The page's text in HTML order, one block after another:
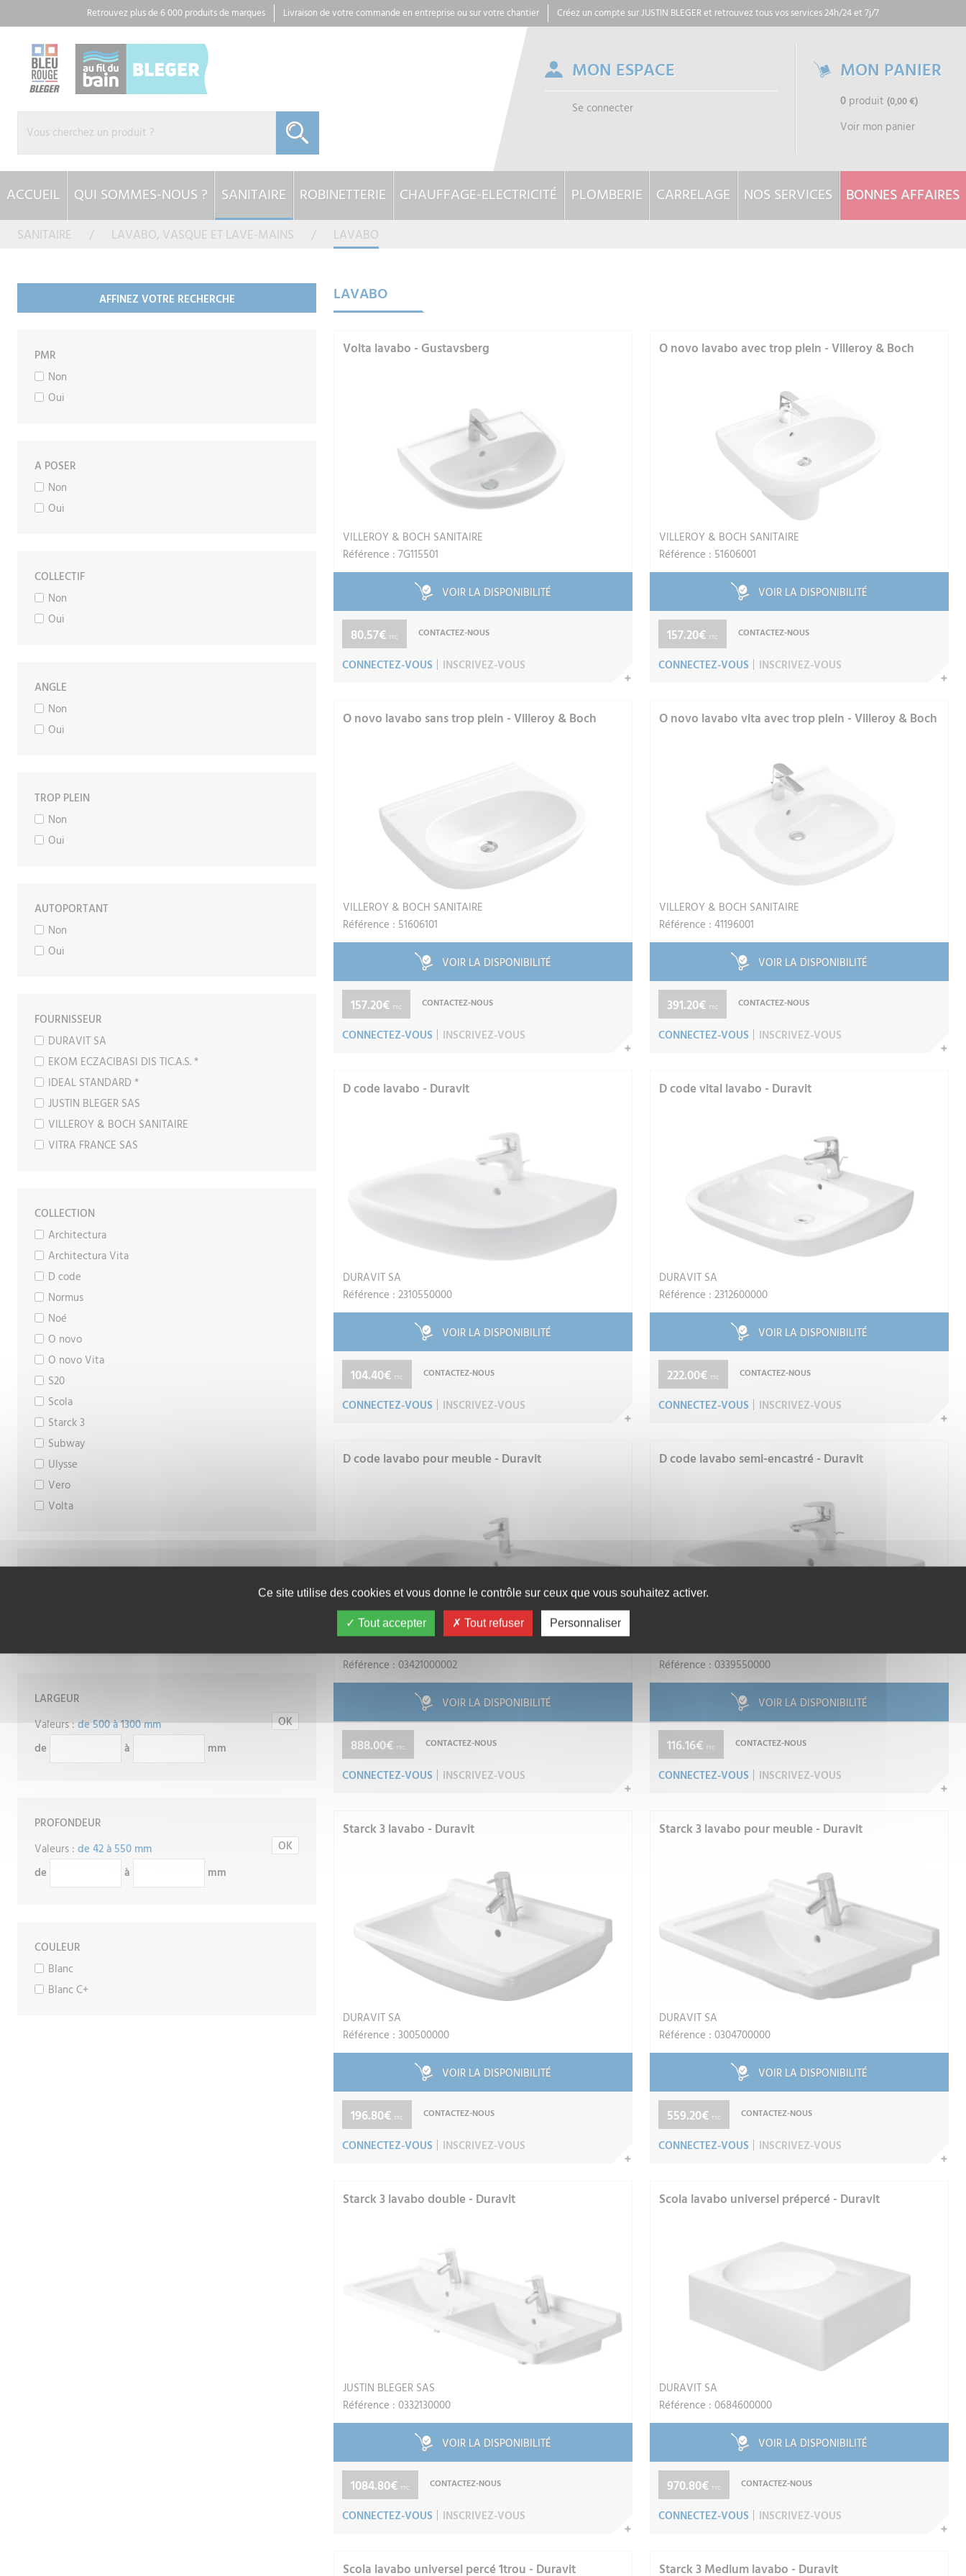
Retrouvez plus de 6 000 produits de marques Livraison de votre commande en entreprise ou sur votre chantier Créez un compte sur JUSTIN BLEGERet retrouvez tous vos services 24h/24 et 7j/7
MON ESPACE
Se connecter
MON PANIER
0 produit (0,00 €)
Voir mon panier
ACCUEIL QUI SOMMES-NOUS ? SANITAIRE ROBINETTERIE CHAUFFAGE-ELECTRICITÉ PLOMBERIE CARRELAGE NOS SERVICES BONNES AFFAIRES
SANITAIRE LAVABO, VASQUE ET LAVE-MAINS LAVABO
AFFINEZ VOTRE RECHERCHE
PMR
Non
Oui
A POSER
Non
Oui
COLLECTIF
Non
Oui
ANGLE
Non
Oui
TROP PLEIN
Non
Oui
AUTOPORTANT
Non
Oui
FOURNISSEUR
DURAVIT SA
EKOM ECZACIBASI DIS TIC.A.S. *
IDEAL STANDARD *
JUSTIN BLEGER SAS
VILLEROY & BOCH SANITAIRE
VITRA FRANCE SAS
COLLECTION
Architectura
Architectura Vita
D code
Normus
Noé
O novo
O novo Vita
S20
Scola
Starck 3
Subway
Ulysse
Vero
Volta
LARGEUR
Valeurs :de 500 à 1300 mm
de
à mm
PROFONDEUR
Valeurs : de 42 à 550 mm
de
à mm
COULEUR
Blanc
Blanc C+
LAVABO
Volta lavabo - Gustavsberg
VILLEROY & BOCH SANITAIRE
Référence : 7G115501
VOIR LA DISPONIBILITÉ
80.57€ TTC CONTACTEZ-NOUS
CONNECTEZ-VOUS INSCRIVEZ-VOUS
O novo lavabo avec trop plein - Villeroy & Boch
VILLEROY & BOCH SANITAIRE
Référence : 51606001
VOIR LA DISPONIBILITÉ
157.20€ TTC CONTACTEZ-NOUS
CONNECTEZ-VOUS INSCRIVEZ-VOUS
O novo lavabo sans trop plein - Villeroy & Boch
VILLEROY & BOCH SANITAIRE
Référence : 51606101
VOIR LA DISPONIBILITÉ
157.20€ TTC CONTACTEZ-NOUS
CONNECTEZ-VOUS INSCRIVEZ-VOUS
O novo lavabo vita avec trop plein - Villeroy & Boch
VILLEROY & BOCH SANITAIRE
Référence : 41196001
VOIR LA DISPONIBILITÉ
391.20€ TTC CONTACTEZ-NOUS
CONNECTEZ-VOUS INSCRIVEZ-VOUS
D code lavabo - Duravit
DURAVIT SA
Référence : 2310550000
VOIR LA DISPONIBILITÉ
104.40€ TTC CONTACTEZ-NOUS
CONNECTEZ-VOUS INSCRIVEZ-VOUS
D code vital lavabo - Duravit
DURAVIT SA
Référence : 2312600000
VOIR LA DISPONIBILITÉ
222.00€ TTC CONTACTEZ-NOUS
CONNECTEZ-VOUS INSCRIVEZ-VOUS
D code lavabo pour meuble - Duravit
Référence : 03421000002
VOIR LA DISPONIBILITÉ
888.00€ TTC CONTACTEZ-NOUS
CONNECTEZ-VOUS INSCRIVEZ-VOUS
D code lavabo semi-encastré - Duravit
Référence : 0339550000
VOIR LA DISPONIBILITÉ
116.16€ TTC CONTACTEZ-NOUS
CONNECTEZ-VOUS INSCRIVEZ-VOUS
Starck 3 lavabo - Duravit
DURAVIT SA
Référence : 300500000
VOIR LA DISPONIBILITÉ
196.80€ TTC CONTACTEZ-NOUS
CONNECTEZ-VOUS INSCRIVEZ-VOUS
Starck 3 lavabo pour meuble - Duravit
DURAVIT SA
Référence : 0304700000
VOIR LA DISPONIBILITÉ
559.20€ TTC CONTACTEZ-NOUS
CONNECTEZ-VOUS INSCRIVEZ-VOUS
Starck 3 lavabo double - Duravit
JUSTIN BLEGER SAS
Référence : 0332130000
VOIR LA DISPONIBILITÉ
1084.80€ TTC CONTACTEZ-NOUS
CONNECTEZ-VOUS INSCRIVEZ-VOUS
Scola lavabo universel prépercé - Duravit
DURAVIT SA
Référence : 0684600000
VOIR LA DISPONIBILITÉ
970.80€ TTC CONTACTEZ-NOUS
CONNECTEZ-VOUS INSCRIVEZ-VOUS
Scola lavabo universel percé 1trou - Duravit Starck 3 Medium lavabo - Duravit
Panneau de gestion des cookies
Ce site utilise des cookies et vous donne le contrôle sur ceux que vous souhaitez activer.
Tout accepter Tout refuser Personnaliser